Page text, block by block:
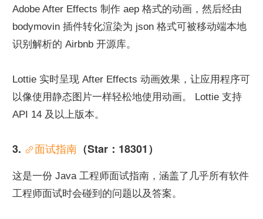
Adobe After Effects 制作 aep 格式的动画，然后经由
bodymovin 插件转化渲染为 json 格式可被移动端本地
识别解析的 Airbnb 开源库。
Lottie 实时呈现 After Effects 动画效果，让应用程序可
以像使用静态图片一样轻松地使用动画。 Lottie 支持
API 14 及以上版本。
3. 面试指南 （Star：18301）
这是一份 Java 工程师面试指南，涵盖了几乎所有软件
工程师面试时会碰到的问题以及答案。